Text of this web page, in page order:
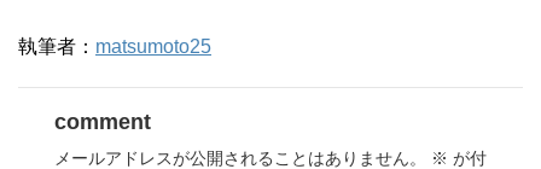
執筆者： matsumoto25
comment
メールアドレスが公開されることはありません。 ※ が付